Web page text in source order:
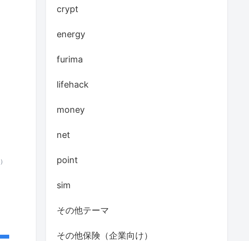
）
crypt
energy
furima
lifehack
money
net
point
sim
その他テーマ
その他保険（企業向け）